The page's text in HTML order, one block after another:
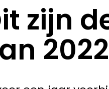
zijn
2022